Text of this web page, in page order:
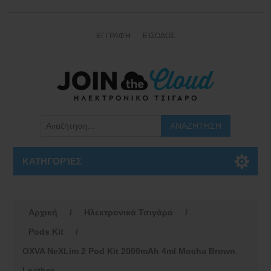
ΕΓΓΡΑΦΉ ΕΊΣΟΔΟΣ
ΚΑΤΗΓΟΡΊΕΣ
Αρχική / Ηλεκτρονικά Τσιγάρα
/
Pods Kit
/
OXVA NeXLim 2 Pod Kit 2000mAh 4ml Mocha Brown